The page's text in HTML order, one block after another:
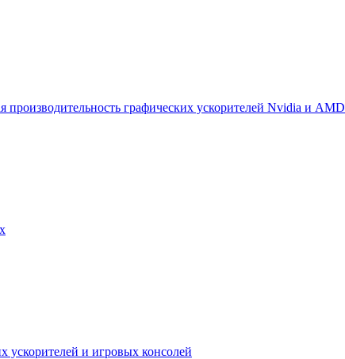
производительность графических ускорителей Nvidia и AMD
ускорителей и игровых консолей